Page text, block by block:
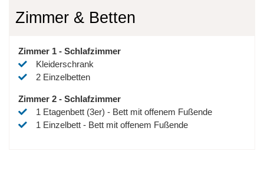
Zimmer & Betten
Zimmer 1 - Schlafzimmer
Kleiderschrank
2 Einzelbetten
Zimmer 2 - Schlafzimmer
1 Etagenbett (3er) - Bett mit offenem Fußende
1 Einzelbett - Bett mit offenem Fußende